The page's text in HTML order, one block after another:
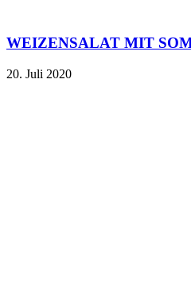
WEIZENSALAT MIT
20. Juli 2020